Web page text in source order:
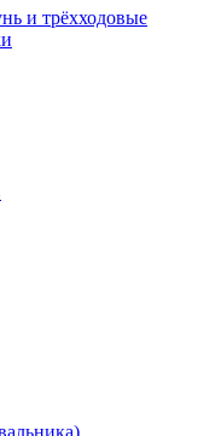
и трёхходовые